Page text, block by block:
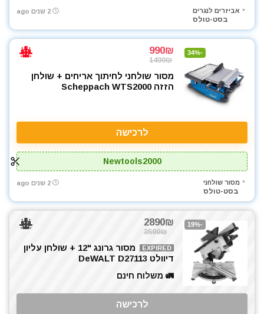
אביזרים לנגרים
בסט-טולס
2 שנים ago
-34%
990₪
1490₪
מסור שולחני לחיתוך אריחים + שולחן
הזזה Scheppach WTS2000
לרכישה
Newtools2000
מסור שולחני
בסט-טולס
2 שנים ago
-19%
2890₪
3590₪
EXPIRED
מסור גרונג "12 + שולחן עליון
דיוולט DeWALT D27113
🚛 משלוח חינם
לרכישה